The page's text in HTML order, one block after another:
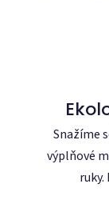
Snažíme
výplňové